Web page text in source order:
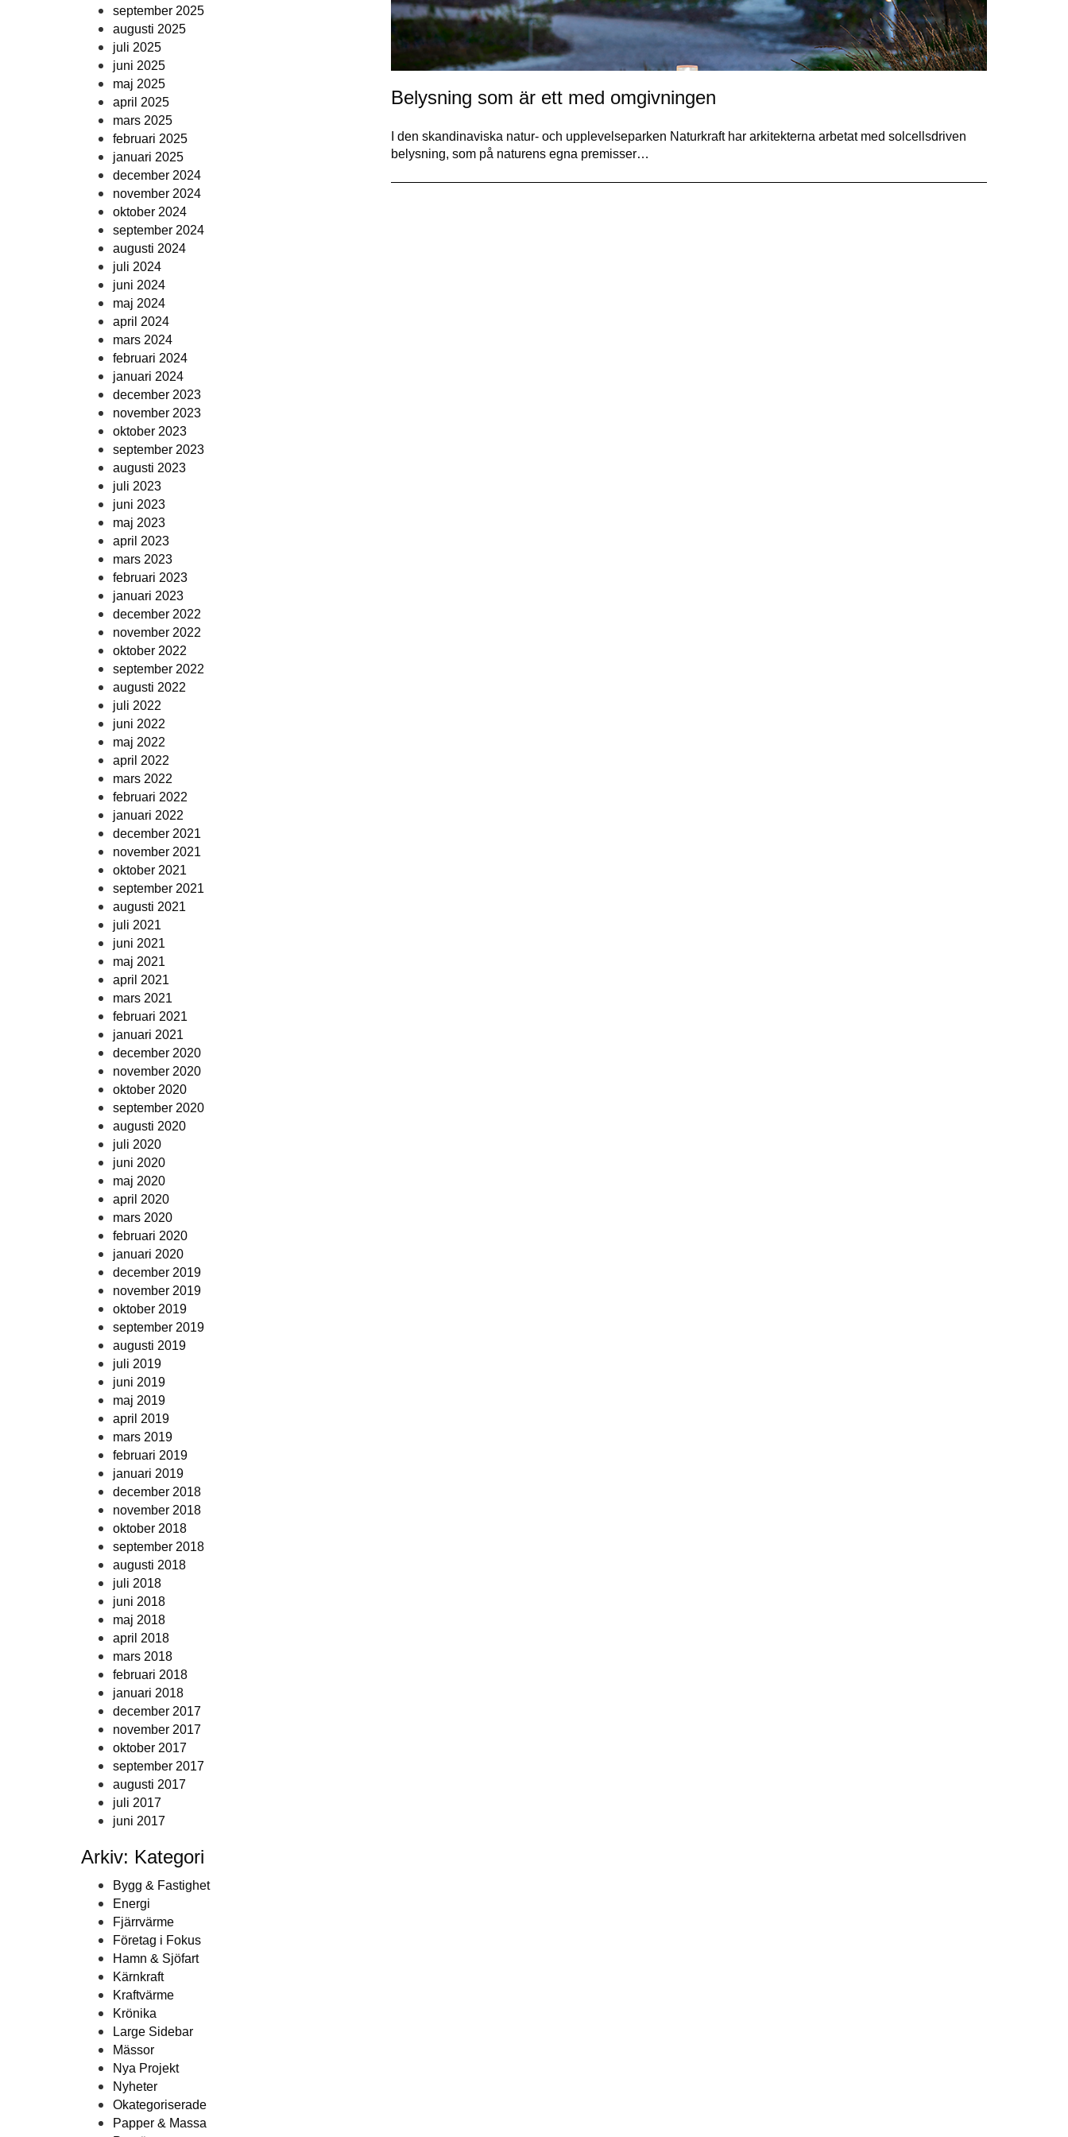
september 2025
augusti 2025
juli 2025
juni 2025
maj 2025
april 2025
mars 2025
februari 2025
januari 2025
december 2024
november 2024
oktober 2024
september 2024
augusti 2024
juli 2024
juni 2024
maj 2024
april 2024
mars 2024
februari 2024
januari 2024
december 2023
november 2023
oktober 2023
september 2023
augusti 2023
juli 2023
juni 2023
maj 2023
april 2023
mars 2023
februari 2023
januari 2023
december 2022
november 2022
oktober 2022
september 2022
augusti 2022
juli 2022
juni 2022
maj 2022
april 2022
mars 2022
februari 2022
januari 2022
december 2021
november 2021
oktober 2021
september 2021
augusti 2021
juli 2021
juni 2021
maj 2021
april 2021
mars 2021
februari 2021
januari 2021
december 2020
november 2020
oktober 2020
september 2020
augusti 2020
juli 2020
juni 2020
maj 2020
april 2020
mars 2020
februari 2020
januari 2020
december 2019
november 2019
oktober 2019
september 2019
augusti 2019
juli 2019
juni 2019
maj 2019
april 2019
mars 2019
februari 2019
januari 2019
december 2018
november 2018
oktober 2018
september 2018
augusti 2018
juli 2018
juni 2018
maj 2018
april 2018
mars 2018
februari 2018
januari 2018
december 2017
november 2017
oktober 2017
september 2017
augusti 2017
juli 2017
juni 2017
Arkiv: Kategori
Bygg & Fastighet
Energi
Fjärrvärme
Företag i Fokus
Hamn & Sjöfart
Kärnkraft
Kraftvärme
Krönika
Large Sidebar
Mässor
Nya Projekt
Nyheter
Okategoriserade
Papper & Massa
Belysning som är ett med omgivningen
I den skandinaviska natur- och upplevelseparken Naturkraft har arkitekterna arbetat med solcellsdriven
belysning, som på naturens egna premisser…